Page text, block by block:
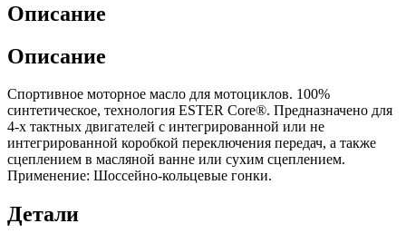
Описание
Описание
Спортивное моторное масло для мотоциклов. 100%
синтетическое, технология ESTER Core®. Предназначено для
4-х тактных двигателей с интегрированной или не
интегрированной коробкой переключения передач, а также
сцеплением в масляной ванне или сухим сцеплением.
Применение: Шоссейно-кольцевые гонки.
Детали